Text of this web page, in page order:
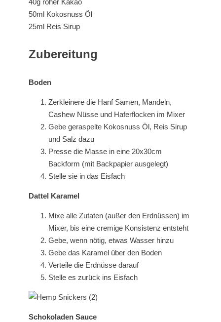
40g roher Kakao
50ml Kokosnuss Öl
25ml Reis Sirup
Zubereitung
Boden
Zerkleinere die Hanf Samen, Mandeln,
Cashew Nüsse und Haferflocken im Mixer
Gebe geraspelte Kokosnuss Öl, Reis Sirup
und Salz dazu
Presse die Masse in eine 20x30cm
Backform (mit Backpapier ausgelegt)
Stelle sie in das Eisfach
Dattel Karamel
Mixe alle Zutaten (außer den Erdnüssen) im
Mixer, bis eine cremige Konsistenz entsteht
Gebe, wenn nötig, etwas Wasser hinzu
Gebe das Karamel über den Boden
Verteile die Erdnüsse darauf
Stelle es zurück ins Eisfach
Schokoladen Sauce